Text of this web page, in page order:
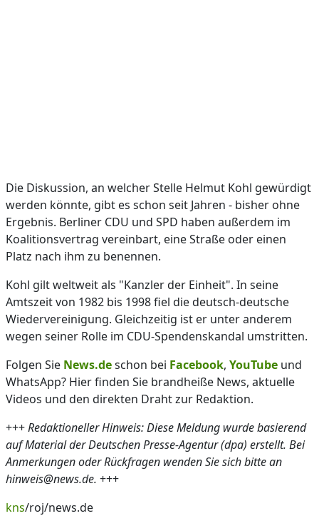
Die Diskussion, an welcher Stelle Helmut Kohl gewürdigt
werden könnte, gibt es schon seit Jahren - bisher ohne
Ergebnis. Berliner CDU und SPD haben außerdem im
Koalitionsvertrag vereinbart, eine Straße oder einen
Platz nach ihm zu benennen.
Kohl gilt weltweit als "Kanzler der Einheit". In seine
Amtszeit von 1982 bis 1998 fiel die deutsch-deutsche
Wiedervereinigung. Gleichzeitig ist er unter anderem
wegen seiner Rolle im CDU-Spendenskandal umstritten.
Folgen Sie News.deschon bei Facebook, YouTube und
WhatsApp? Hier finden Sie brandheiße News, aktuelle
Videos und den direkten Draht zur Redaktion.
+++Redaktioneller Hinweis: Diese Meldung wurde basierend
auf Material der Deutschen Presse-Agentur (dpa) erstellt. Bei
Anmerkungen oder Rückfragen wenden Sie sich bitte an
hinweis@news.de. +++
kns/roj/news.de